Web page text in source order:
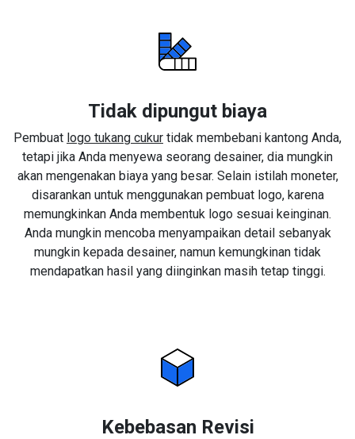
Tidak dipungut biaya
Pembuat logo tukang cukur tidak membebani kantong Anda,
tetapi jika Anda menyewa seorang desainer, dia mungkin
akan mengenakan biaya yang besar. Selain istilah moneter,
disarankan untuk menggunakan pembuat logo, karena
memungkinkan Anda membentuk logo sesuai keinginan.
Anda mungkin mencoba menyampaikan detail sebanyak
mungkin kepada desainer, namun kemungkinan tidak
mendapatkan hasil yang diinginkan masih tetap tinggi.
Kebebasan Revisi